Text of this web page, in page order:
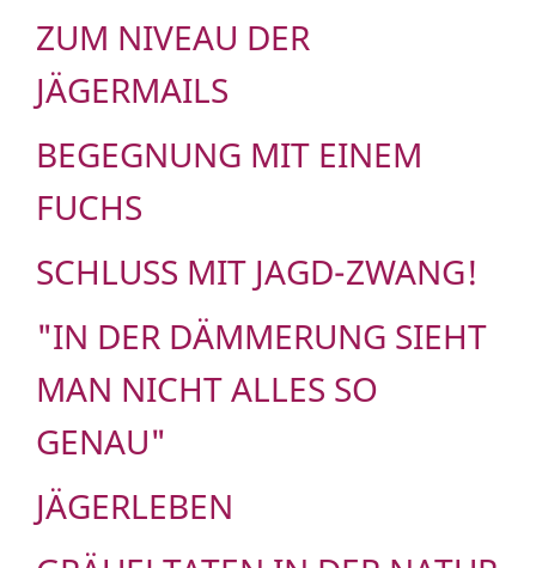
ZUM NIVEAU DER
JÄGERMAILS
BEGEGNUNG MIT EINEM
FUCHS
SCHLUSS MIT JAGD-ZWANG!
"IN DER DÄMMERUNG SIEHT
MAN NICHT ALLES SO
GENAU"
JÄGERLEBEN